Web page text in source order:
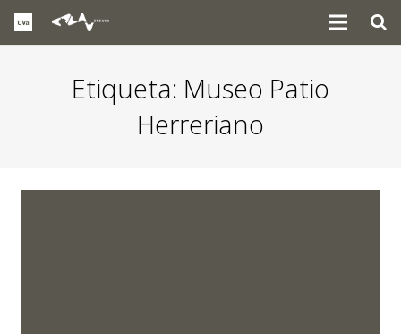
Etiqueta: Museo Patio
Herreriano